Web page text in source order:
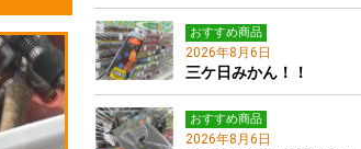
おすすめ商品
2026年8月6日
三ケ日みかん！！
おすすめ商品
2026年8月6日